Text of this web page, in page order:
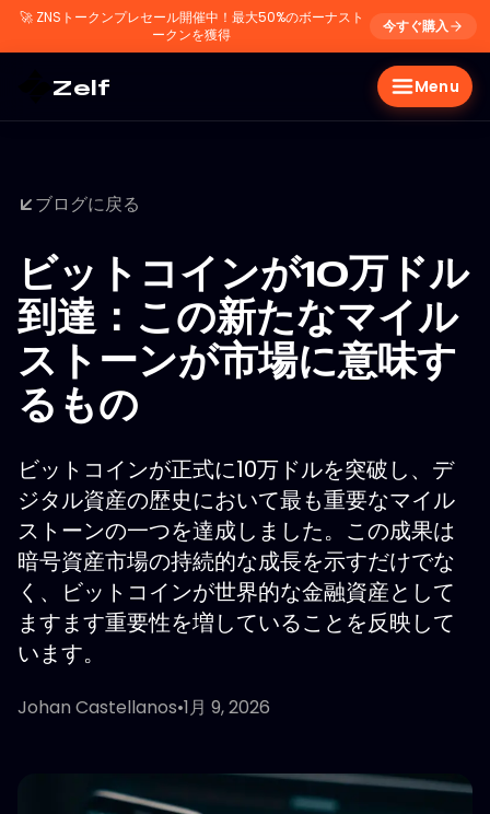
🚀 ZNSトークンプレセール開催中！最大50%のボーナスト
ークンを獲得
今すぐ購入
Zelf Menu
ブログに戻る
ビットコインが10万ドル
到達：この新たなマイル
ストーンが市場に意味す
るもの
ビットコインが正式に10万ドルを突破し、デ
ジタル資産の歴史において最も重要なマイル
ストーンの一つを達成しました。この成果は
暗号資産市場の持続的な成長を示すだけでな
く、ビットコインが世界的な金融資産として
ますます重要性を増していることを反映して
います。
Johan Castellanos•1月 9, 2026